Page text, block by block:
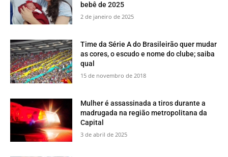
bebê de 2025
2 de janeiro de 2025
Time da Série A do Brasileirão quer mudar
as cores, o escudo e nome do clube; saiba
qual
15 de novembro de 2018
Mulher é assassinada a tiros durante a
madrugada na região metropolitana da
Capital
3 de abril de 2025